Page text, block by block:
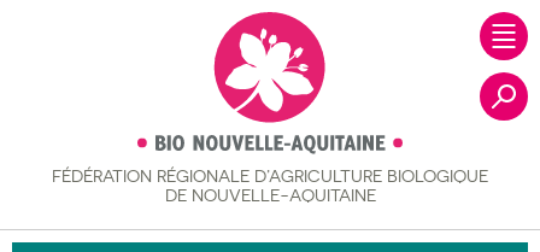
FÉDÉRATION RÉGIONALE D’AGRICULTURE BIOLOGIQUE
DE NOUVELLE-AQUITAINE